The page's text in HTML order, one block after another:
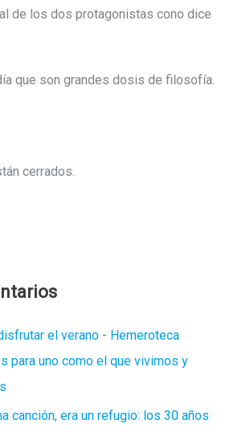
de los dos protagonistas cono dice
que son grandes dosis de filosofía.
cerrados.
el verano - Hemeroteca
para uno como el que vivimos y
canción, era un refugio: los 30 años